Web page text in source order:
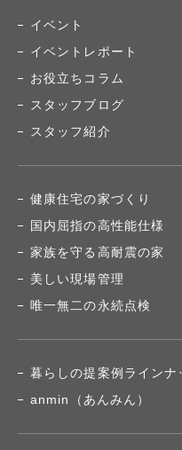
イベント
イベントレポート
お役立ちコラム
スタッフブログ
スタッフ紹介
健康住宅の家づくり
国内屈指の高性能仕様
家族を守る高耐震の家
美しい現場管理
唯一無二の永続点検
暮らしの提案例ラインナ
anmin（あんみん）